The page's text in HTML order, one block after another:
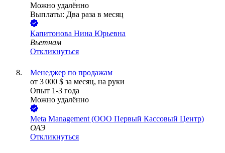
Можно удалённо
Выплаты: Два раза в месяц
Капитонова Нина Юрьевна
Вьетнам
Откликнуться
Менеджер по продажам
от 3 000 $ за месяц, на руки
Опыт 1-3 года
Можно удалённо
Meta Management (ООО Первый Кассовый Центр)
ОАЭ
Откликнуться